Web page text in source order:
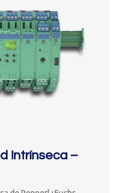
Intrínseca –